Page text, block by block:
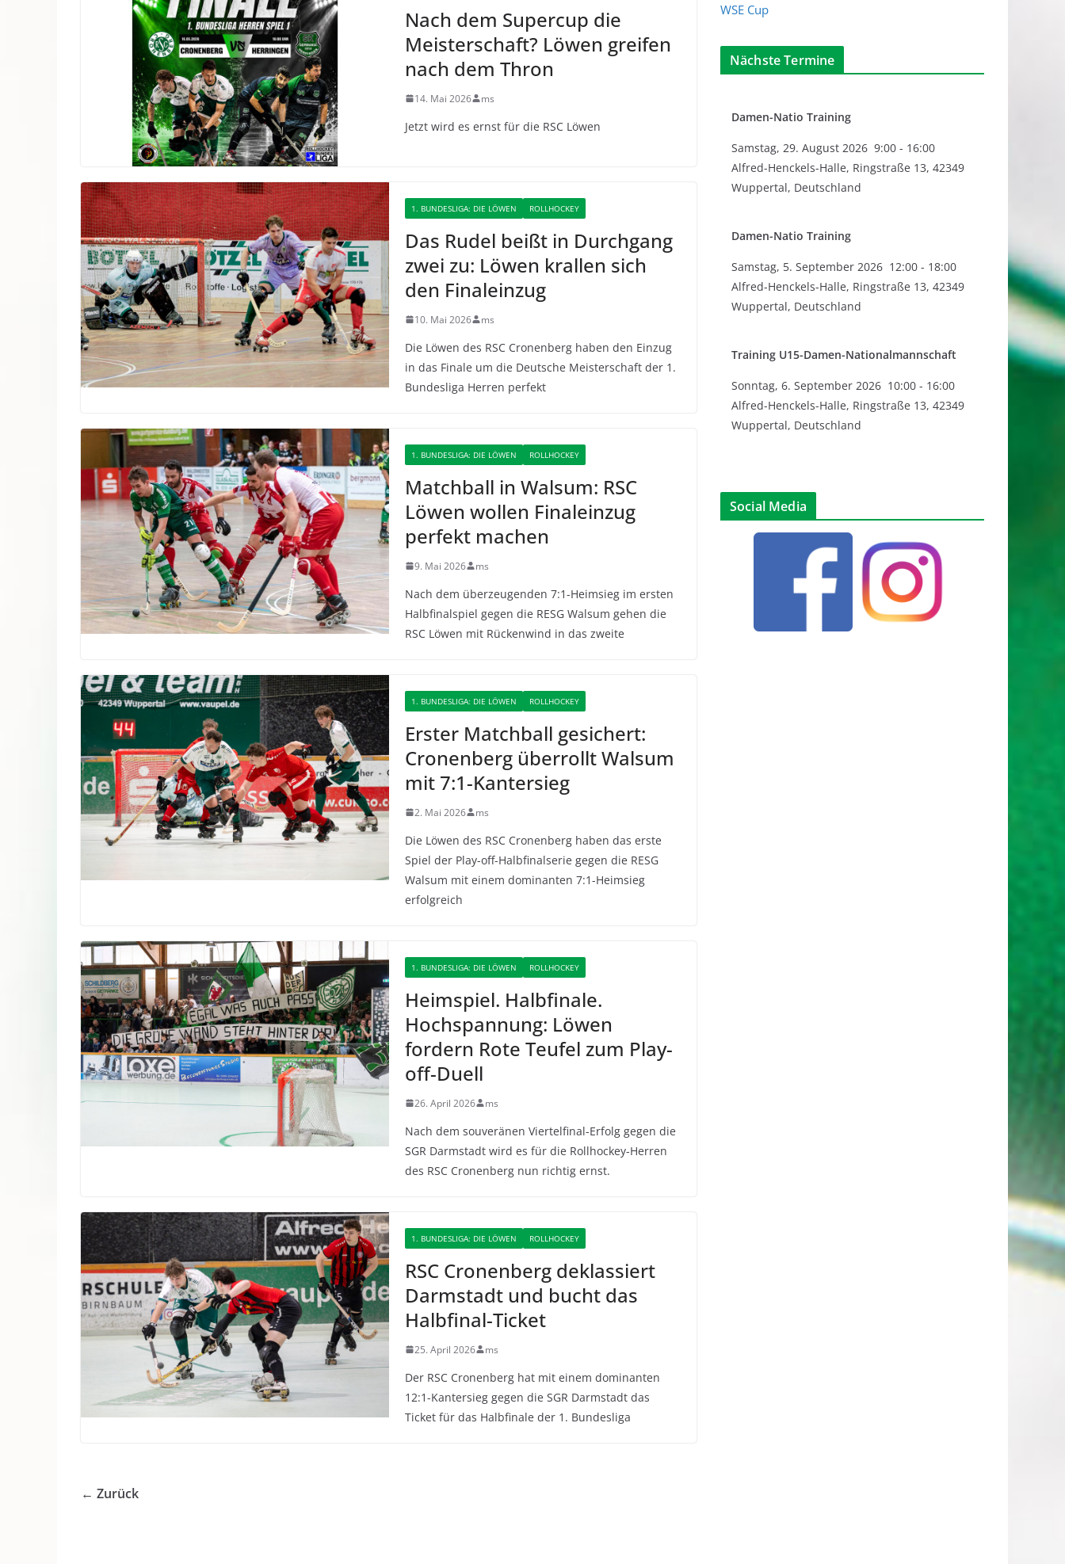
Nach dem Supercup die
Meisterschaft? Löwen greifen
nach dem Thron
14. Mai 2026 ms
Jetzt wird es ernst für die RSC Löwen
1. BUNDESLIGA: DIE LÖWEN ROLLHOCKEY
Das Rudel beißt in Durchgang
zwei zu: Löwen krallen sich
den Finaleinzug
10. Mai 2026 ms
Die Löwen des RSC Cronenberg haben den Einzug
in das Finale um die Deutsche Meisterschaft der 1.
Bundesliga Herren perfekt
1. BUNDESLIGA: DIE LÖWEN ROLLHOCKEY
Matchball in Walsum: RSC
Löwen wollen Finaleinzug
perfekt machen
9. Mai 2026 ms
Nach dem überzeugenden 7:1-Heimsieg im ersten
Halbfinalspiel gegen die RESG Walsum gehen die
RSC Löwen mit Rückenwind in das zweite
1. BUNDESLIGA: DIE LÖWEN ROLLHOCKEY
Erster Matchball gesichert:
Cronenberg überrollt Walsum
mit 7:1-Kantersieg
2. Mai 2026 ms
Die Löwen des RSC Cronenberg haben das erste
Spiel der Play-off-Halbfinalserie gegen die RESG
Walsum mit einem dominanten 7:1-Heimsieg
erfolgreich
1. BUNDESLIGA: DIE LÖWEN ROLLHOCKEY
Heimspiel. Halbfinale.
Hochspannung: Löwen
fordern Rote Teufel zum Play-
off-Duell
26. April 2026 ms
Nach dem souveränen Viertelfinal-Erfolg gegen die
SGR Darmstadt wird es für die Rollhockey-Herren
des RSC Cronenberg nun richtig ernst.
1. BUNDESLIGA: DIE LÖWEN ROLLHOCKEY
RSC Cronenberg deklassiert
Darmstadt und bucht das
Halbfinal-Ticket
25. April 2026 ms
Der RSC Cronenberg hat mit einem dominanten
12:1-Kantersieg gegen die SGR Darmstadt das
Ticket für das Halbfinale der 1. Bundesliga
← Zurück
WSE Cup
Nächste Termine
Damen-Natio Training
Samstag, 29. August 2026 9:00 - 16:00
Alfred-Henckels-Halle, Ringstraße 13, 42349
Wuppertal, Deutschland
Damen-Natio Training
Samstag, 5. September 2026 12:00 - 18:00
Alfred-Henckels-Halle, Ringstraße 13, 42349
Wuppertal, Deutschland
Training U15-Damen-Nationalmannschaft
Sonntag, 6. September 2026 10:00 - 16:00
Alfred-Henckels-Halle, Ringstraße 13, 42349
Wuppertal, Deutschland
Social Media